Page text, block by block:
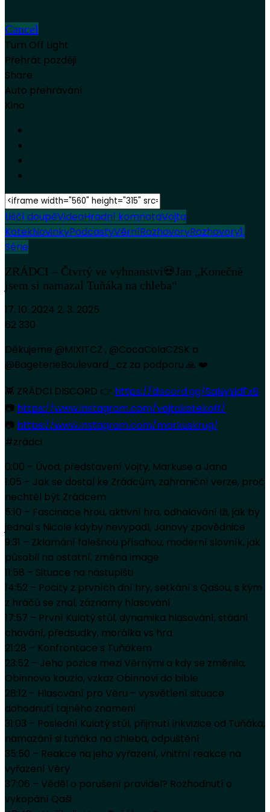
Cancel
Turn Off Light
Přehrát později
Share
Auto přehrávání
Kino
Liščí doupěVideaHradní komnataVojta
KotekNovinkyPodcastyVěrníRozhovoryRozhovory1.
Série
ZRÁDCI – Čtvrtý ve vyhnanství💀Jan „Konečně
jsem si namazal Tuňáka na chleba“
17. 10. 2024 2. 3. 2025
62 330
Děkujeme @MIXITCZ , @CocaColaCZSK a
@BageterieBoulevard_cz za podporu 🙏 ❤️
👾 ZRÁDCI DISCORD 👉 https://discord.gg/SqNyYjdFx6
📷 https://www.instagram.com/vojtakotekoff/
📷 https://www.instagram.com/markuskrug/
#zrádci
0:00 – Úvod, představení Vojty, Markuse a Jana
1:05 – Jak se dostal ke Zrádcům, zahraniční verze, proč
nechtěl být Zrádcem
5:10 – Fascinace hrou, aktivní hra, odhalování lži, jak by
jednal s Nicole kdyby nevypadl, Janovy zpovědnice
9:31 – Zklamání falešnou přísahou, moderní slovník, jak
působil na ostatní, změna image
11:58 – Situace na nástupišti
14:52 – Pocity z prvních dní hry, setkání s Qašou, s kým
z hráčů se znal, záznamy hlasování
17:57 – První Kulatý stůl, dynamika hlasování, stádní
chování, předsudky, morálka vs hra
21:28 – Konfrontace s Tuňákem
23:52 – Jeho pozice mezi Věrnými a kdy se změnila,
Obinnovo kouzlo, vzkaz Obinnovi do bible
28:12 – Hlasování pro Věru – vysvětlení situace
dohodnutí tajného znamení
31:03 – Poslední Kulatý stůl, přijmutí inkvizice od Tuňáka,
namazání si tuňáka na chleba, odpuštění
35:50 – Reakce na jeho vyřazení, vnitřní reakce na
vyřazení Věry
37:06 – Věděl o porušení pravidel? Rozhodnutí o
vykopání Qaši